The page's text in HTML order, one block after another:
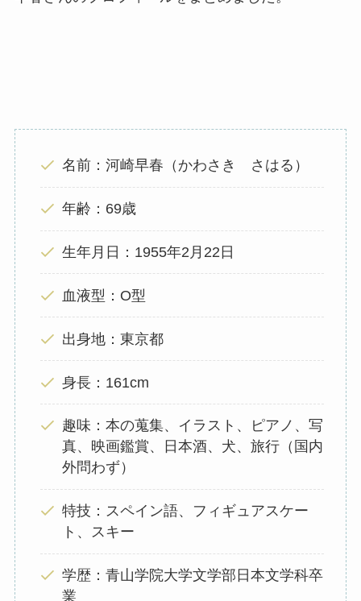
名前：河崎早春（かわさき さはる）
年齢：69歳
生年月日：1955年2月22日
血液型：O型
出身地：東京都
身長：161cm
趣味：本の蒐集、イラスト、ピアノ、写
真、映画鑑賞、日本酒、犬、旅行（国内
外問わず）
特技：スペイン語、フィギュアスケー
ト、スキー
学歴：青山学院大学文学部日本文学科卒
業